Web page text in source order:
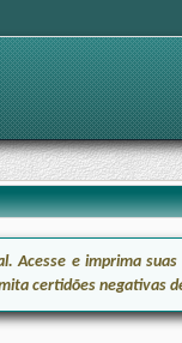
Acesse e imprima
certidões